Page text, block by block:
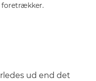
foretrækker.
ud end det